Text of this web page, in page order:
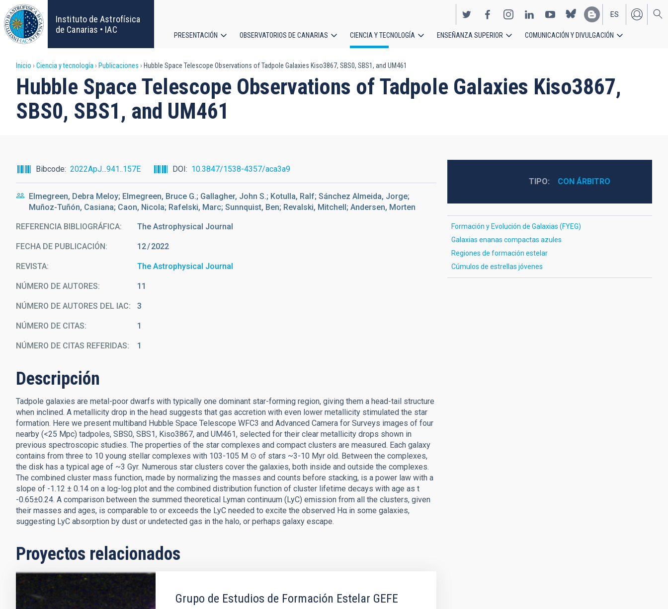
Pasar
al
contenido
principal
Instituto de Astrofísica
de Canarias • IAC
EN
ES
principal
PRESENTACIÓN OBSERVATORIOS DE CANARIAS CIENCIA Y TECNOLOGÍA ENSEÑANZA SUPERIOR COMUNICACIÓN Y DIVULGACIÓN
Sobrescribir
enlaces
de
a
la
navegación
Inicio Ciencia y tecnología Publicaciones Hubble Space Telescope Observations of Tadpole Galaxies Kiso3867, SBS0, SBS1, and UM461
Hubble Space Telescope Observations of Tadpole Galaxies Kiso3867,
SBS0, SBS1, and UM461
Bibcode 2022ApJ...941..157E DOI 10.3847/1538-4357/aca3a9
Elmegreen, Debra Meloy; Elmegreen, Bruce G.; Gallagher, John S.; Kotulla, Ralf; Sánchez Almeida, Jorge;
Muñoz-Tuñón, Casiana; Caon, Nicola; Rafelski, Marc; Sunnquist, Ben; Revalski, Mitchell; Andersen, Morten
REFERENCIA BIBLIOGRÁFICA The Astrophysical Journal
FECHA DE PUBLICACIÓN: 12 2022
REVISTA The Astrophysical Journal
NÚMERO DE AUTORES 11
NÚMERO DE AUTORES DEL IAC 3
NÚMERO DE CITAS 1
NÚMERO DE CITAS REFERIDAS 1
Descripción
Tadpole galaxies are metal-poor dwarfs with typically one dominant star-forming region, giving them a head-tail structure
when inclined. A metallicity drop in the head suggests that gas accretion with even lower metallicity stimulated the star
formation. Here we present multiband Hubble Space Telescope WFC3 and Advanced Camera for Surveys images of four
nearby (<25 Mpc) tadpoles, SBS0, SBS1, Kiso3867, and UM461, selected for their clear metallicity drops shown in
previous spectroscopic studies. The properties of the star complexes and compact clusters are measured. Each galaxy
contains from three to 10 young stellar complexes with 103-105 M ⊙ of stars ~3-10 Myr old. Between the complexes,
the disk has a typical age of ~3 Gyr. Numerous star clusters cover the galaxies, both inside and outside the complexes.
The combined cluster mass function, made by normalizing the masses and counts before stacking, is a power law with a
slope of -1.12 ± 0.14 on a log-log plot and the combined distribution function of cluster lifetime decays with age as t
-0.65±0.24. A comparison between the summed theoretical Lyman continuum (LyC) emission from all the clusters, given
their masses and ages, is comparable to or exceeds the LyC needed to excite the observed Hα in some galaxies,
suggesting LyC absorption by dust or undetected gas in the halo, or perhaps galaxy escape.
Proyectos relacionados
Grupo de Estudios de Formación Estelar GEFE
TIPO CON ÁRBITRO
Formación y Evolución de Galaxias (FYEG)
Galaxias enanas compactas azules
Regiones de formación estelar
Cúmulos de estrellas jóvenes